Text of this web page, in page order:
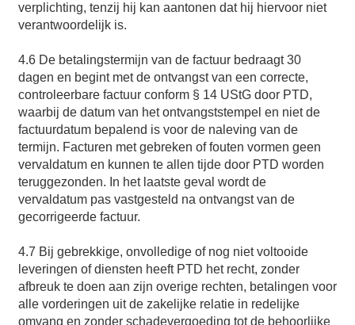
verplichting, tenzij hij kan aantonen dat hij hiervoor niet
verantwoordelijk is.
4.6 De betalingstermijn van de factuur bedraagt 30
dagen en begint met de ontvangst van een correcte,
controleerbare factuur conform § 14 UStG door PTD,
waarbij de datum van het ontvangststempel en niet de
factuurdatum bepalend is voor de naleving van de
termijn. Facturen met gebreken of fouten vormen geen
vervaldatum en kunnen te allen tijde door PTD worden
teruggezonden. In het laatste geval wordt de
vervaldatum pas vastgesteld na ontvangst van de
gecorrigeerde factuur.
4.7 Bij gebrekkige, onvolledige of nog niet voltooide
leveringen of diensten heeft PTD het recht, zonder
afbreuk te doen aan zijn overige rechten, betalingen voor
alle vorderingen uit de zakelijke relatie in redelijke
omvang en zonder schadevergoeding tot de behoorlijke